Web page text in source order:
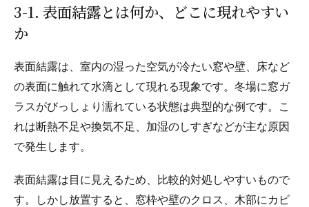
3-1. 表面結露とは何か、どこに現れやすい
か
表面結露は、室内の湿った空気が冷たい窓や壁、床など
の表面に触れて水滴として現れる現象です。冬場に窓ガ
ラスがびっしょり濡れている状態は典型的な例です。こ
れは断熱不足や換気不足、加湿のしすぎなどが主な原因
で発生します。
表面結露は目に見えるため、比較的対処しやすいもので
す。しかし放置すると、窓枠や壁のクロス、木部にカビ